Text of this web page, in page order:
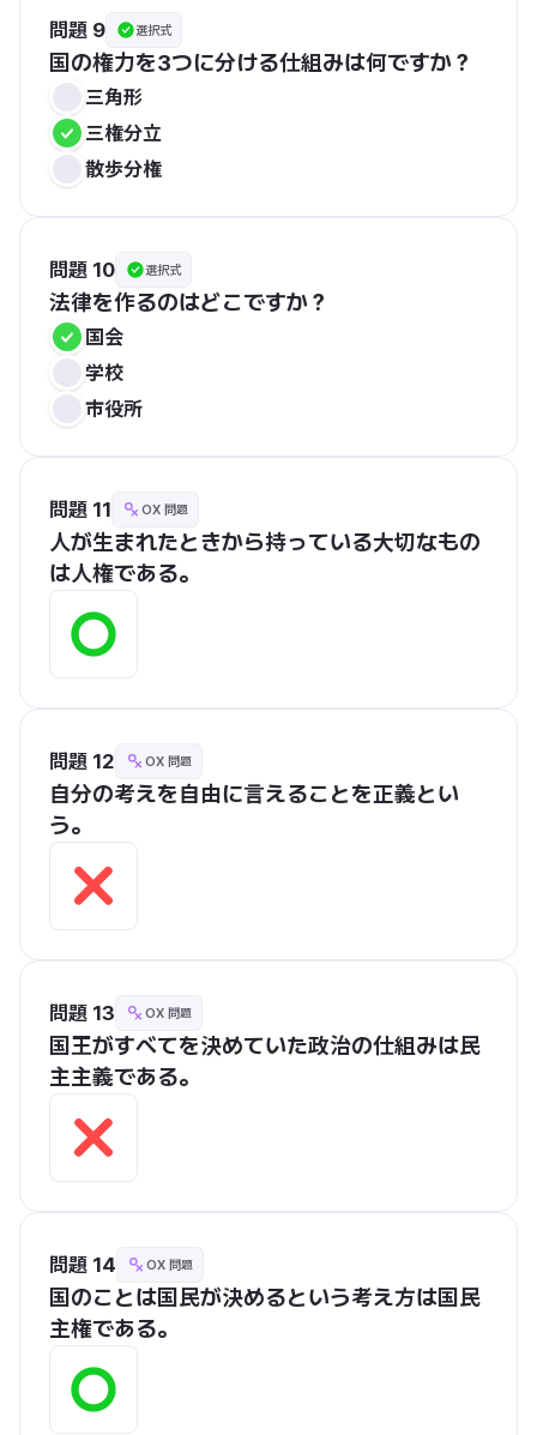
問題 9 選択式
国の権力を3つに分ける仕組みは何ですか？
三角形
三権分立
散歩分権
問題 10 選択式
法律を作るのはどこですか？
国会
学校
市役所
問題 11 OX 問題
人が生まれたときから持っている大切なもの
は人権である。
問題 12 OX 問題
自分の考えを自由に言えることを正義とい
う。
問題 13 OX 問題
国王がすべてを決めていた政治の仕組みは民
主主義である。
問題 14 OX 問題
国のことは国民が決めるという考え方は国民
主権である。